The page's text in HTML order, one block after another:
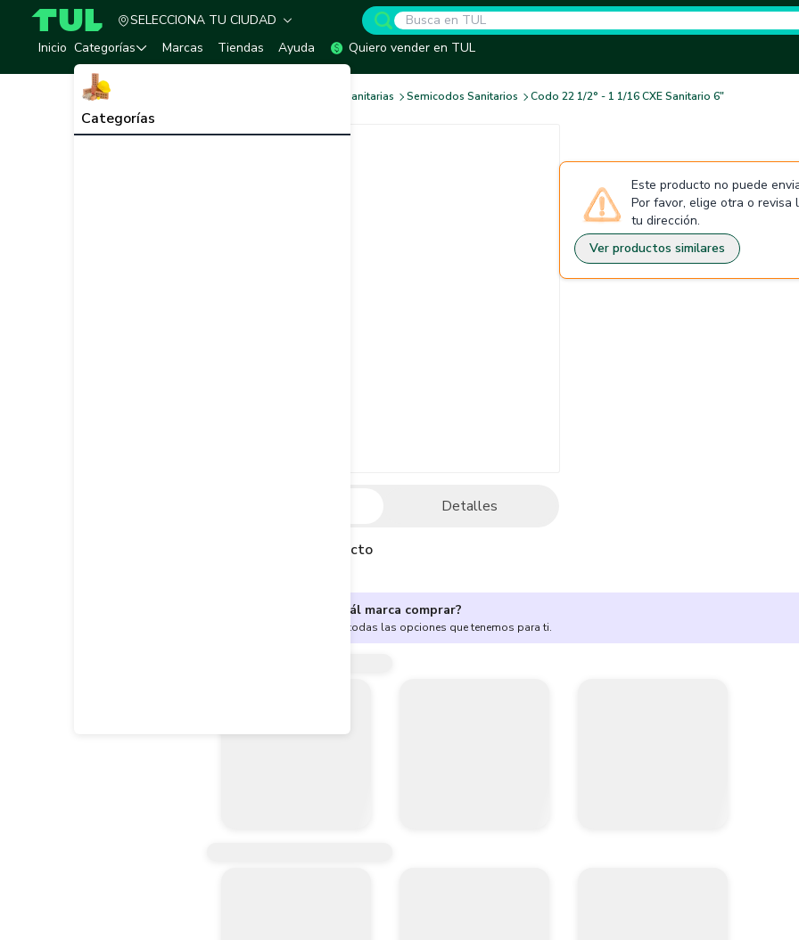
TUL - Tu Marketplace de Construcción
SELECCIONA TU CIUDAD
Inicio Categorías
Categorías
Marcas Tiendas Ayuda Quiero vender en TUL
Redes Sanitarias Semicodos Sanitarios Codo 22 1/2° - 1 1/16 CXE Sanitario 6"
Detalles
Descripción del producto
Este producto no puede
Por favor, elige otra o revisa
tu dirección.
Ver productos similares
¿No sabes cuál marca comprar?
Encuentra aquí todas las opciones que tenemos para ti.